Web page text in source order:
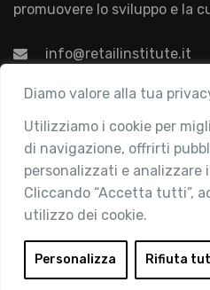
Diamo valore alla tua
Utilizziamo i cookie per
di navigazione, offrirti
personalizzati e analizzare
Cliccando “Accetta tutti”,
utilizzo dei cookie.
Personalizza Rifiuta
promuovere lo sviluppo e la
info@retailinstitute.it
Associazione
Chi siamo
Attività
Contatti
Area Riservata
Login
Diventa Socio